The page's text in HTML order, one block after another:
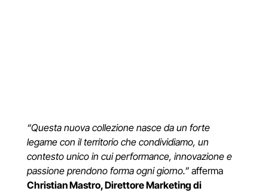
“Questa nuova collezione nasce da un forte
legame con il territorio che condividiamo, un
contesto unico in cui performance, innovazione e
passione prendono forma ogni giorno.” afferma
Christian Mastro, Direttore Marketing di